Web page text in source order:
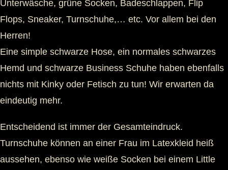
Unterwäsche, grüne Socken, Badeschlappen, Flip
Flops, Sneaker, Turnschuhe,… etc. Vor allem bei den
Herren!
Eine simple schwarze Hose, ein normales schwarzes
Hemd und schwarze Business Schuhe haben ebenfalls
nichts mit Kinky oder Fetisch zu tun! Wir erwarten da
eindeutig mehr.
Entscheidend ist immer der Gesamteindruck.
Turnschuhe können an einer Frau im Latexkleid heiß
aussehen, ebenso wie weiße Socken bei einem Little